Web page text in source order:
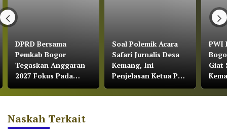
DPRD Bersama
Pemkab Bogor
Tegaskan Anggaran
2027 Fokus Pada
Pertumbuhan
Ekonomi dan
Pembangunan
Soal Polemik Acara
Safari Jurnalis Desa
Kemang, Ini
Penjelasan Ketua PWI
Kabupaten Bogor
PWI
Giat
Naskah Terkait